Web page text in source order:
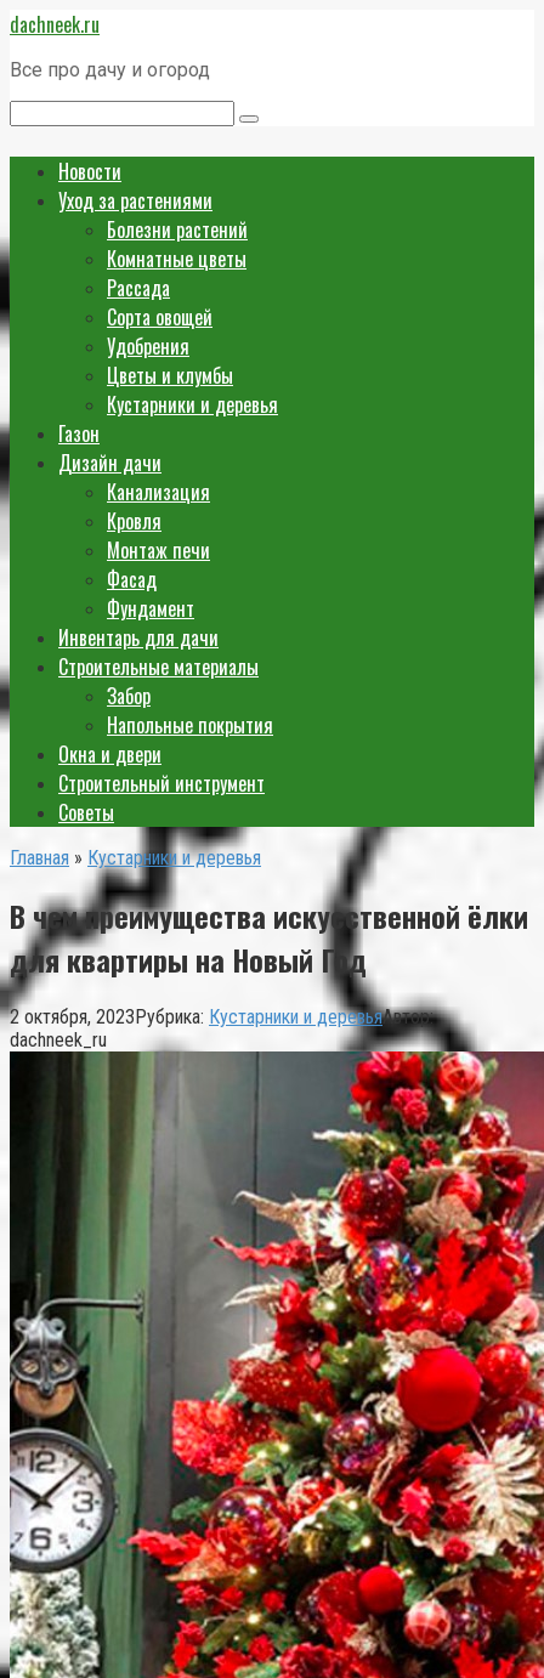
Перейти
к
контенту
dachneek.ru
Все про дачу и огород
Новости
Уход за растениями
Болезни растений
Комнатные цветы
Рассада
Сорта овощей
Удобрения
Цветы и клумбы
Кустарники и деревья
Газон
Дизайн дачи
Канализация
Кровля
Монтаж печи
Фасад
Фундамент
Инвентарь для дачи
Строительные материалы
Забор
Напольные покрытия
Окна и двери
Строительный инструмент
Советы
Главная » Кустарники и деревья
В чем преимущества искусственной ёлки
для квартиры на Новый Год
2 октября, 2023Рубрика: Кустарники и деревьяАвтор:
dachneek_ru